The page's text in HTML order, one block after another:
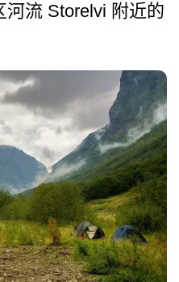
流 Storelvi 附近的